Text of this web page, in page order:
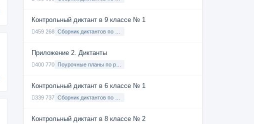
Контрольный диктант в 9 классе № 1
459 268
Приложение 2. Диктанты
400 770
Контрольный диктант в 6 классе № 1
339 737
Контрольный диктант в 8 классе № 2